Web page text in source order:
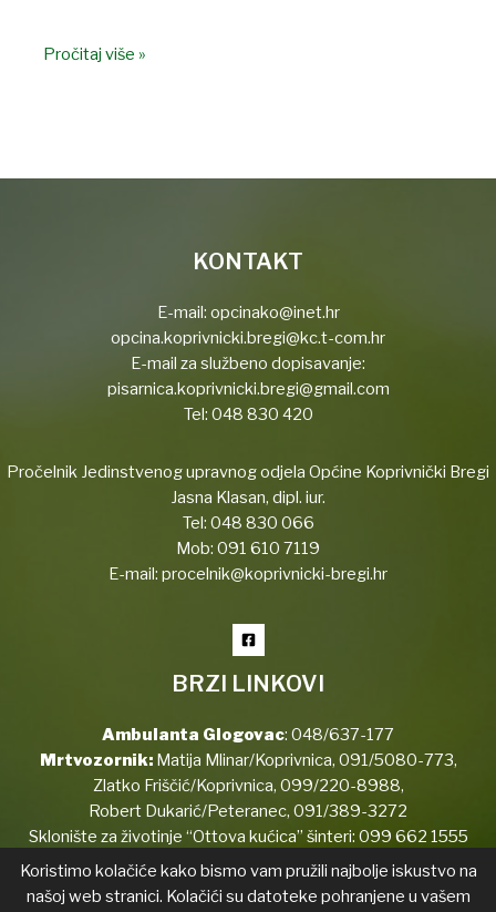
Pročitaj više »
KONTAKT
E-mail: opcinako@inet.hr
opcina.koprivnicki.bregi@kc.t-com.hr
E-mail za službeno dopisavanje:
pisarnica.koprivnicki.bregi@gmail.com
Tel: 048 830 420
Pročelnik Jedinstvenog upravnog odjela Općine Koprivnički Bregi
Jasna Klasan, dipl. iur.
Tel: 048 830 066
Mob: 091 610 7119
E-mail: procelnik@koprivnicki-bregi.hr
BRZI LINKOVI
Ambulanta Glogovac: 048/637-177
Mrtvozornik:Matija Mlinar/Koprivnica, 091/5080-773,
Zlatko Friščić/Koprivnica, 099/220-8988,
Robert Dukarić/Peteranec, 091/389-3272
Sklonište za životinje “Ottova kućica” šinteri: 099 662 1555
Koristimo kolačiće kako bismo vam pružili najbolje iskustvo na
našoj web stranici. Kolačići su datoteke pohranjene u vašem